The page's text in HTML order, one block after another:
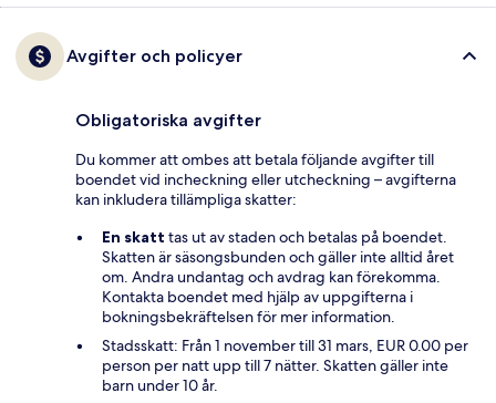
Avgifter och policyer
Obligatoriska avgifter
Du kommer att ombes att betala följande avgifter till
boendet vid incheckning eller utcheckning – avgifterna
kan inkludera tillämpliga skatter:
En skatt tas ut av staden och betalas på boendet.
Skatten är säsongsbunden och gäller inte alltid året
om. Andra undantag och avdrag kan förekomma.
Kontakta boendet med hjälp av uppgifterna i
bokningsbekräftelsen för mer information.
Stadsskatt: Från 1 november till 31 mars, EUR 0.00 per
person per natt upp till 7 nätter. Skatten gäller inte
barn under 10 år.